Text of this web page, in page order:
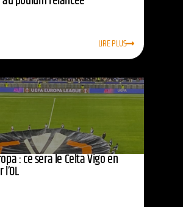
LIRE PLUS
: ce sera le Celta Vigo en